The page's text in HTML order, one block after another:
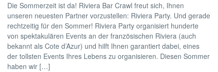
Die Sommerzeit ist da! Riviera Bar Crawl freut sich, Ihnen
unseren neuesten Partner vorzustellen: Riviera Party. Und gerade
rechtzeitig für den Sommer! Riviera Party organisiert hunderte
von spektakulären Events an der französischen Riviera (auch
bekannt als Cote d’Azur) und hilft Ihnen garantiert dabei, eines
der tollsten Events Ihres Lebens zu organisieren. Diesen Sommer
haben wir […]